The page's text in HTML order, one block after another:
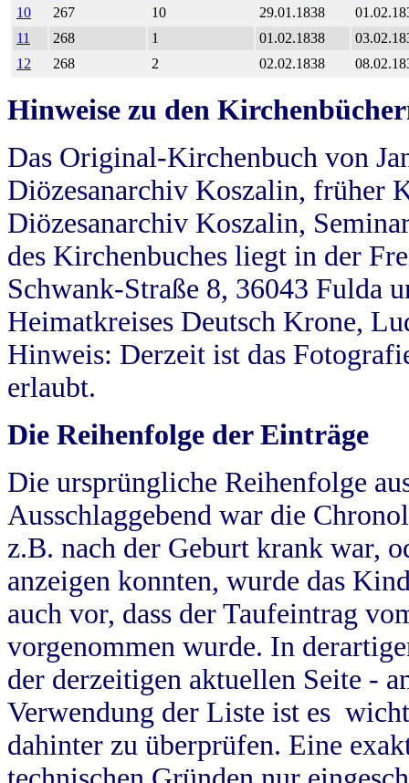
10
267 10 29.01.1838
11
268 1 01.02.1838
12
268 2 02.02.1838
Hinweise zu den
Das Original-Kirchenbuch von
Diözesanarchiv Koszalin, früher
Diözesanarchiv Koszalin,
des Kirchenbuches liegt in der
Schwank-Straße 8, 36043 Fulda
Heimatkreises Deutsch Krone,
Hinweis: Derzeit ist das
erlaubt.
Die Reihenfolge der Einträge
Die ursprüngliche Reihenfolge
Ausschlaggebend war die
z.B. nach der Geburt krank war,
anzeigen konnten, wurde das
auch vor, dass der Taufeintrag
vorgenommen wurde. In
der derzeitigen aktuellen Seite -
Verwendung der Liste ist es
dahinter zu überprüfen. Eine